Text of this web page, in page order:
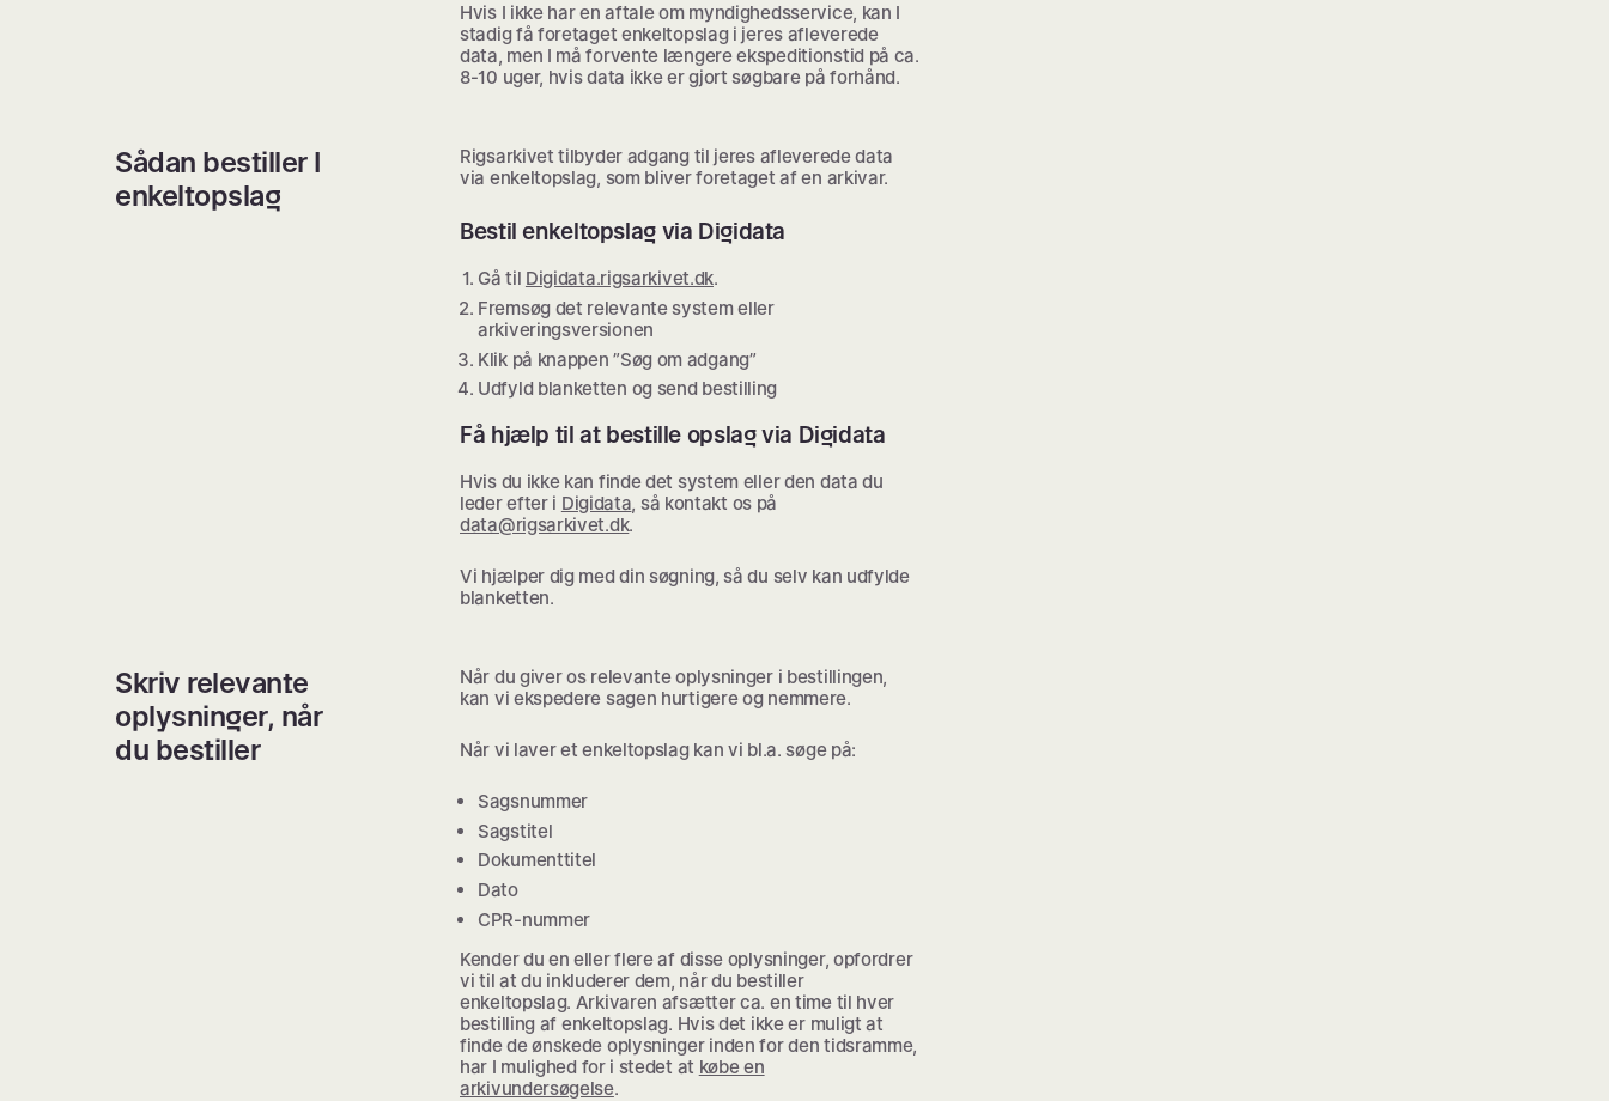
Hvis I ikke har en aftale om myndighedsservice, kan I
stadig få foretaget enkeltopslag i jeres afleverede
data, men I må forvente længere ekspeditionstid på ca.
8-10 uger, hvis data ikke er gjort søgbare på forhånd.
Sådan bestiller I
enkeltopslag
Rigsarkivet tilbyder adgang til jeres afleverede data
via enkeltopslag, som bliver foretaget af en arkivar.
Bestil enkeltopslag via Digidata
Gå til Digidata.rigsarkivet.dk.
Fremsøg det relevante system eller
arkiveringsversionen
Klik på knappen ”Søg om adgang”
Udfyld blanketten og send bestilling
Få hjælp til at bestille opslag via Digidata
Hvis du ikke kan finde det system eller den data du
leder efter i Digidata , så kontakt os på
data@rigsarkivet.dk.
Vi hjælper dig med din søgning, så du selv kan udfylde
blanketten.
Skriv relevante
oplysninger, når
du bestiller
Når du giver os relevante oplysninger i bestillingen,
kan vi ekspedere sagen hurtigere og nemmere.
Når vi laver et enkeltopslag kan vi bl.a. søge på:
Sagsnummer
Sagstitel
Dokumenttitel
Dato
CPR-nummer
Kender du en eller flere af disse oplysninger, opfordrer
vi til at du inkluderer dem, når du bestiller
enkeltopslag. Arkivaren afsætter ca. en time til hver
bestilling af enkeltopslag. Hvis det ikke er muligt at
finde de ønskede oplysninger inden for den tidsramme,
har I mulighed for i stedet at købe en
arkivundersøgelse.